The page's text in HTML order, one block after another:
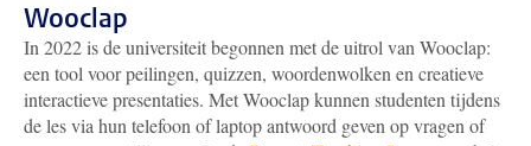
Wooclap
In 2022 is de universiteit begonnen met de uitrol van Wooclap:
een tool voor peilingen, quizzen, woordenwolken en creatieve
interactieve presentaties. Met Wooclap kunnen studenten tijdens
de les via hun telefoon of laptop antwoord geven op vragen of